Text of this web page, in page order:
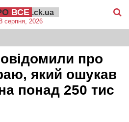
ВСЕ .ck.ua
серпня, 2026
про
який ошукав
понад 250 тис